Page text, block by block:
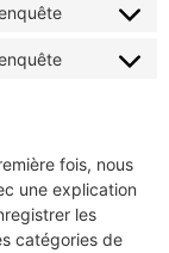
fois, nous
une explication
les
catégories de